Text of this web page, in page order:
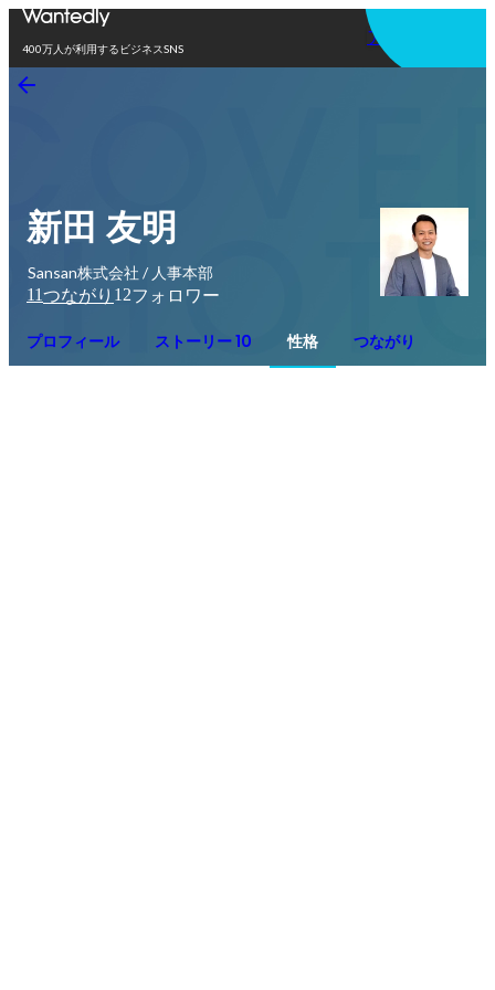
400万人が利用するビジネスSNS
アプリを使う
新田 友明
Sansan株式会社 / 人事本部
11つながり 12フォロワー
プロフィール ストーリー 10 性格 つながり